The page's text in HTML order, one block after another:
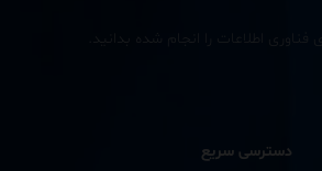
فناوری اطلاعات را انجام شده بدانید.
دسترسی سریع